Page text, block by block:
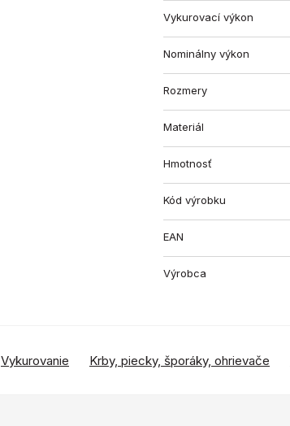
Vykurovací výkon
Nominálny výkon
Rozmery
Materiál
Hmotnosť
Kód výrobku
EAN
Výrobca
Vykurovanie Krby, piecky, šporáky, ohrievače